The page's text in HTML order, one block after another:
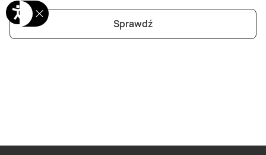
Sprawdź